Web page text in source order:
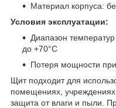
Материал корпуса:
Условия эксплуатации:
Диапазон
до +70°C
Потеря мощности
Щит подходит для
помещениях, учреждениях
защита от влаги и пыли.